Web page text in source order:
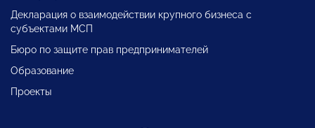
Декларация о взаимодействии крупного бизнеса с
субъектами МСП
Бюро по защите прав предпринимателей
Образование
Проекты